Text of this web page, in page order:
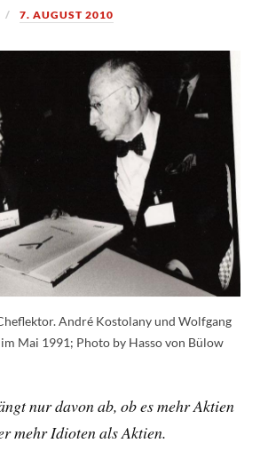
7. AUGUST 2010
André Kostolany und Wolfgang
Mai 1991; Photo by Hasso von Bülow
nur davon ab, ob es mehr Aktien
mehr Idioten als Aktien.